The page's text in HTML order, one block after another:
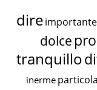
dire importante
dolce
tranquillo
inerme